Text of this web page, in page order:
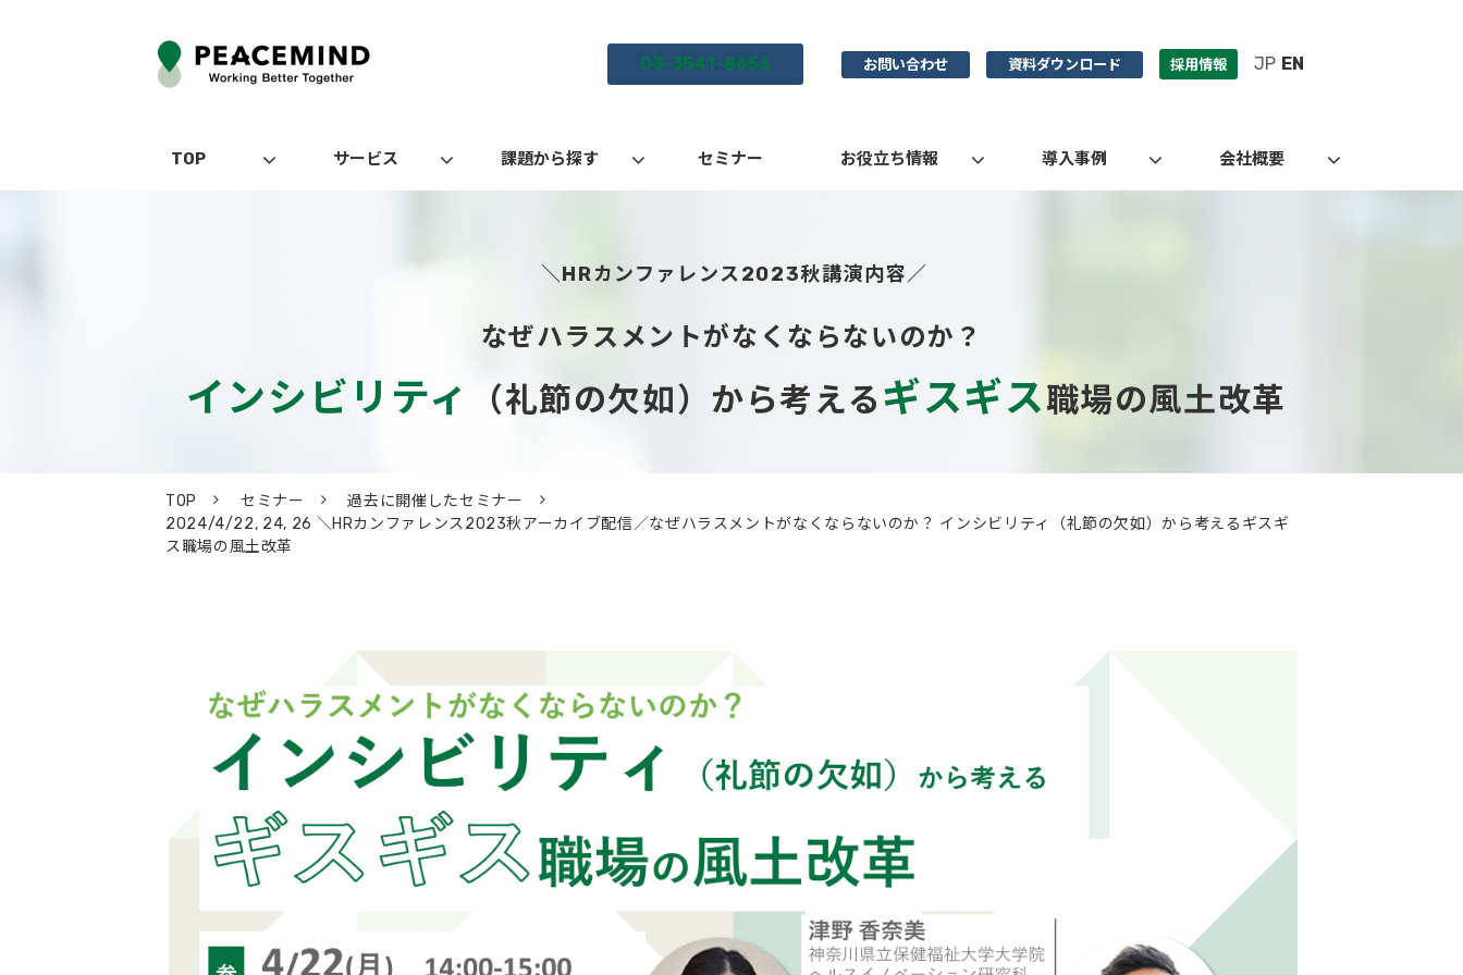
03-3541-8656 お問い合わせ 資料ダウンロード 採用情報 JP EN
TOP サービス 課題から探す セミナー お役立ち情報 導入事例 会社概要
＼HRカンファレンス2023秋講演内容／
なぜハラスメントがなくならないのか？
インシビリティ （礼節の欠如）から考えるギスギス職場の風土改革
TOP セミナー
過去に開催したセミナー
2024/4/22, 24, 26 ＼HRカンファレンス2023秋アーカイブ配信／なぜハラスメントがなくならないのか？ インシビリティ（礼節の欠如）から考えるギスギ
ス職場の風土改革